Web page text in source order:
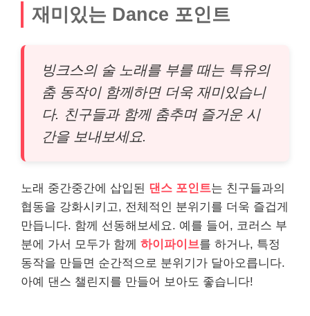
재미있는 Dance 포인트
빙크스의 술 노래를 부를 때는 특유의
춤 동작이 함께하면 더욱 재미있습니
다. 친구들과 함께 춤추며 즐거운 시
간을 보내보세요.
노래 중간중간에 삽입된 댄스 포인트는 친구들과의
협동을 강화시키고, 전체적인 분위기를 더욱 즐겁게
만듭니다. 함께 선동해보세요. 예를 들어, 코러스 부
분에 가서 모두가 함께 하이파이브를 하거나, 특정
동작을 만들면 순간적으로 분위기가 달아오릅니다.
아예 댄스 챌린지를 만들어 보아도 좋습니다!